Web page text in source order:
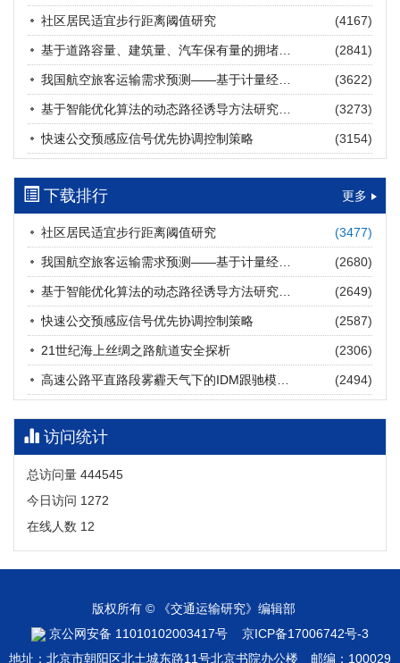
道路建养运通用碳核算方法及应用
王元庆, 王皎, 刘圆圆, 于谦, 刘聂旸子, 杨诗雨
2026, 12(3): 176-189.https://doi.org/10.16503/j.cnki.2095-
9931.2026.03.014
摘要 (16) HTML(16)
西部陆海新通道氢走廊建设对交通运输领域低碳转型的推动作
用
罗文格, 黄承锋, 关海长
2026, 12(3): 190-201.https://doi.org/10.16503/j.cnki.2095-
9931.2026.03.015
摘要 (25) HTML(24)
交能融合背景下零碳货运走廊利益主体的策略演化与影响因素
张海涛, 姚琛, 唐治豪, 谢明辉, 王元庆
2026, 12(3): 202-216.https://doi.org/10.16503/j.cnki.2095-
9931.2026.03.016
摘要 (22) HTML(19)
社区居民适宜步行距离阈值研究 (4167)
(2841)
(3622)
(3273)
快速公交预感应信号优先协调控制策略 (3154)
下载排行 更多
社区居民适宜步行距离阈值研究 (3477)
(2680)
(2649)
快速公交预感应信号优先协调控制策略 (2587)
21世纪海上丝绸之路航道安全探析 (2306)
(2494)
访问统计
总访问量 444545
今日访问 1272
在线人数 12
版权所有 © 《交通运输研究》编辑部
京公网安备 11010102003417号
京ICP备17006742号-3
地址：北京市朝阳区北土城东路11号北京书院办公楼 邮编：100029